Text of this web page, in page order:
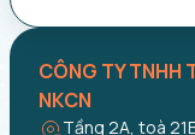
CÔNG TY TNHH
NKCN
Tầng 2A, toà